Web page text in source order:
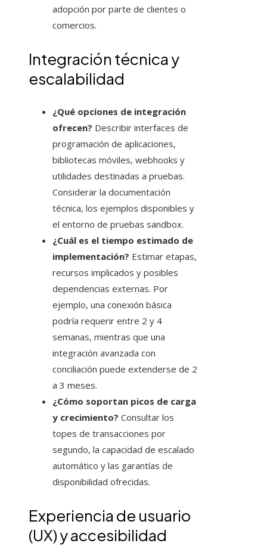
adopción por parte de clientes o
comercios.
Integración técnica y
escalabilidad
¿Qué opciones de integración
ofrecen? Describir interfaces de
programación de aplicaciones,
bibliotecas móviles, webhooks y
utilidades destinadas a pruebas.
Considerar la documentación
técnica, los ejemplos disponibles y
el entorno de pruebas sandbox.
¿Cuál es el tiempo estimado de
implementación? Estimar etapas,
recursos implicados y posibles
dependencias externas. Por
ejemplo, una conexión básica
podría requerir entre 2 y 4
semanas, mientras que una
integración avanzada con
conciliación puede extenderse de 2
a 3 meses.
¿Cómo soportan picos de carga
y crecimiento? Consultar los
topes de transacciones por
segundo, la capacidad de escalado
automático y las garantías de
disponibilidad ofrecidas.
Experiencia de usuario
(UX) y accesibilidad